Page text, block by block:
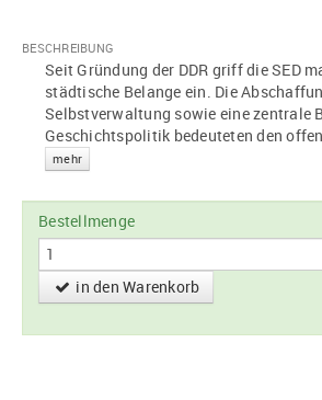
BESCHREIBUNG
Seit Gründung der DDR griff die SED
städtische Belange ein. Die
Selbstverwaltung sowie eine zentrale
Geschichtspolitik bedeuteten den
mehr
Bestellmenge
in den Warenkorb